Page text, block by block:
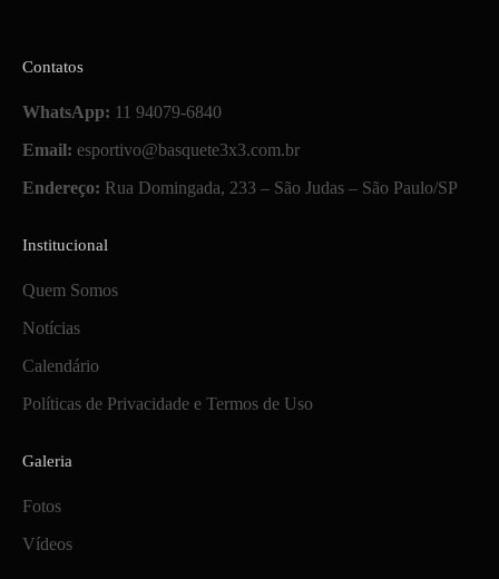
Contatos
WhatsApp: 11 94079-6840
Email: esportivo@basquete3x3.com.br
Endereço: Rua Domingada, 233 – São Judas – São Paulo/SP
Institucional
Quem Somos
Notícias
Calendário
Políticas de Privacidade e Termos de Uso
Galeria
Fotos
Vídeos